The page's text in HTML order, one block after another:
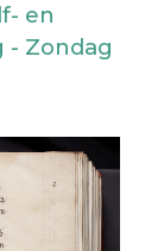
en
- Zondag